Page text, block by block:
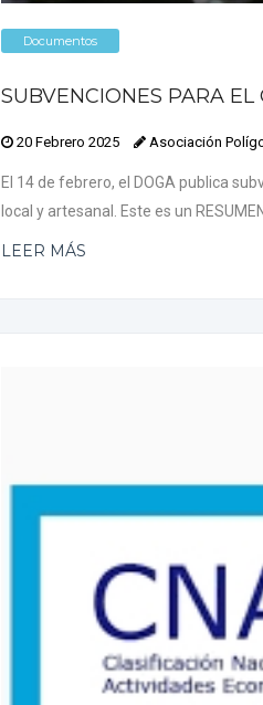
Documentos
SUBVENCIONES PARA
20 Febrero 2025 Asociación
El 14 de febrero, el DOGA publica
local y artesanal. Este es un
LEER MÁS